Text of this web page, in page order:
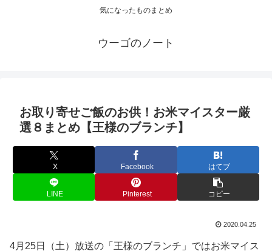
気になったものまとめ
ウーゴのノート
お取り寄せご飯のお供！お米マイスター厳
選８まとめ【王様のブランチ】
X Facebook はてブ
LINE Pinterest コピー
2020.04.25
4月25日（土）放送の「王様のブランチ」ではお米マイス